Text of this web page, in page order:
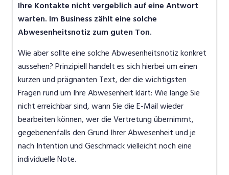
Ihre Kontakte nicht vergeblich auf eine Antwort
warten. Im Business zählt eine solche
Abwesenheitsnotiz zum guten Ton.
Wie aber sollte eine solche Abwesenheitsnotiz konkret
aussehen? Prinzipiell handelt es sich hierbei um einen
kurzen und prägnanten Text, der die wichtigsten
Fragen rund um Ihre Abwesenheit klärt: Wie lange Sie
nicht erreichbar sind, wann Sie die E-Mail wieder
bearbeiten können, wer die Vertretung übernimmt,
gegebenenfalls den Grund Ihrer Abwesenheit und je
nach Intention und Geschmack vielleicht noch eine
individuelle Note.